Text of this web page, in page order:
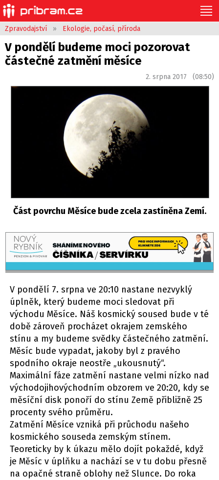
Zpravodajství » Ekologie, počasí, příroda
V pondělí budeme moci pozorovat
částečné zatmění měsíce
2. srpna 2017 (08:50)
Část povrchu Měsíce bude zcela zastíněna Zemí.
V pondělí 7. srpna ve 20:10 nastane nezvyklý
úplněk, který budeme moci sledovat při
východu Měsíce. Náš kosmický soused bude v té
době zároveň procházet okrajem zemského
stínu a my budeme svědky částečného zatmění.
Měsíc bude vypadat, jakoby byl z pravého
spodního okraje neostře „ukousnutý“.
Maximální fáze zatmění nastane velmi nízko nad
východojihovýchodním obzorem ve 20:20, kdy se
měsíční disk ponoří do stínu Země přibližně 25
procenty svého průměru.
Zatmění Měsíce vzniká při průchodu našeho
kosmického souseda zemským stínem.
Teoreticky by k úkazu mělo dojít pokaždé, když
je Měsíc v úplňku a nachází se v tu dobu přesně
na opačné straně oblohy než Slunce. Do roka